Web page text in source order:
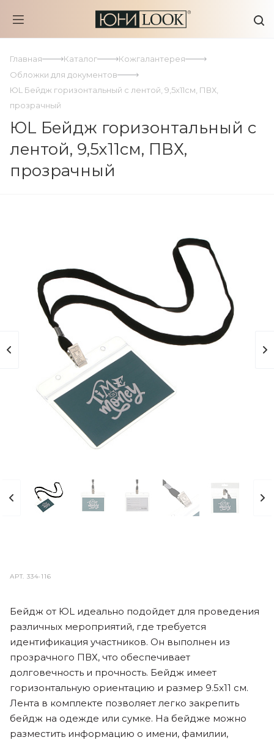
Главная Каталог
Кожгалантерея
Обложки для документов
ЮL Бейдж горизонтальный с лентой, 9,5х11см, ПВХ,
прозрачный
ЮL Бейдж горизонтальный с
лентой, 9,5х11см, ПВХ,
прозрачный
АРТ.334-116
Бейдж от ЮL идеально подойдет для проведения
различных мероприятий, где требуется
идентификация участников. Он выполнен из
прозрачного ПВХ, что обеспечивает
долговечность и прочность. Бейдж имеет
горизонтальную ориентацию и размер 9.5x11 см.
Лента в комплекте позволяет легко закрепить
бейдж на одежде или сумке. На бейдже можно
разместить информацию о имени, фамилии,